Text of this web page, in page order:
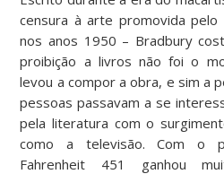
censura à arte promovida pelo
nos anos 1950 – Bradbury
proibição a livros não foi o
levou a compor a obra, e sim a
pessoas passavam a se
pela literatura com o
como a televisão. Com o
Fahrenheit 451 ganhou